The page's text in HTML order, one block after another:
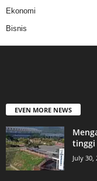
Ekonomi
Bisnis
EVEN MORE NEWS
tinggi
July 30,